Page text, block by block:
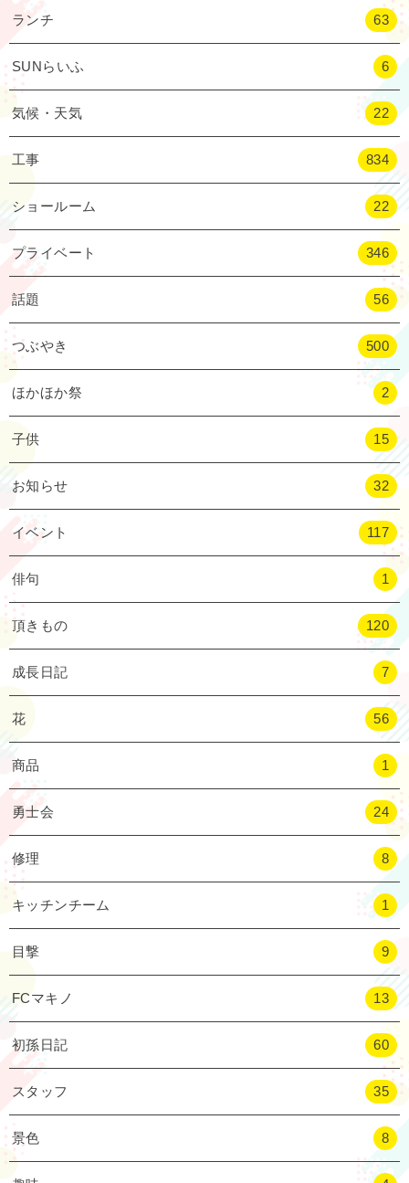
ランチ 63
SUNらいふ 6
気候・天気 22
工事 834
ショールーム 22
プライベート 346
話題 56
つぶやき 500
ほかほか祭 2
子供 15
お知らせ 32
イベント 117
俳句 1
頂きもの 120
成長日記 7
花 56
商品 1
勇士会 24
修理 8
キッチンチーム 1
目撃 9
FCマキノ 13
初孫日記 60
スタッフ 35
景色 8